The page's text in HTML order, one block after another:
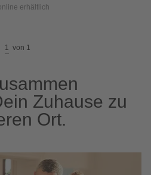
erhältlich
1 von 1
Zuhause zu
Ort.